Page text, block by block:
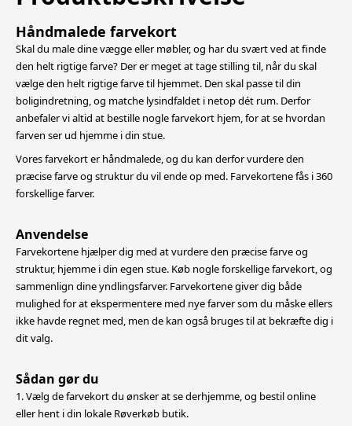
Håndmalede farvekort
Skal du male dine vægge eller møbler, og har du svært ved at finde
den helt rigtige farve? Der er meget at tage stilling til, når du skal
vælge den helt rigtige farve til hjemmet. Den skal passe til din
boligindretning,og matche lysindfaldet i netop dét rum. Derfor
anbefaler vi altid at bestille nogle farvekort hjem, for at se hvordan
farven ser ud hjemme i din stue.
Vores farvekort er håndmalede, og du kan derfor vurdere den
præcise farve og struktur du vil ende op med. Farvekortene fås i 360
forskellige farver.
Anvendelse
Farvekortene hjælper dig med at vurdere den præcise farve og
struktur, hjemme i din egen stue. Køb nogle forskellige farvekort, og
sammenlign dine yndlingsfarver. Farvekortene giver dig både
mulighed for atekspermentere med nye farver som du måske ellers
ikke havde regnet med, men de kan også bruges til at bekræfte dig i
dit valg.
Sådan gør du
1. Vælg de farvekort du ønsker at se derhjemme, og bestil online
eller hent i din lokale Røverkøb butik.